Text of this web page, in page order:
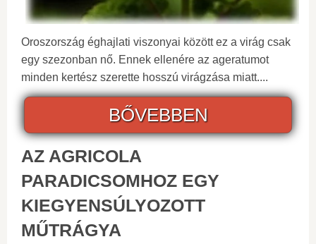
Oroszország éghajlati viszonyai között ez a virág csak
egy szezonban nő. Ennek ellenére az ageratumot
minden kertész szerette hosszú virágzása miatt....
BŐVEBBEN
AZ AGRICOLA
PARADICSOMHOZ EGY
KIEGYENSÚLYOZOTT
MŰTRÁGYA